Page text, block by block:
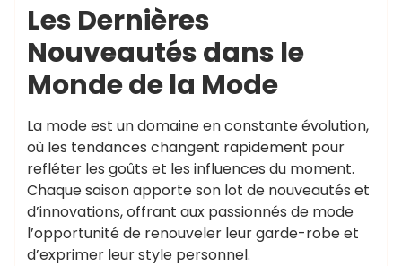
Les Dernières
Nouveautés dans le
Monde de la Mode
La mode est un domaine en constante évolution,
où les tendances changent rapidement pour
refléter les goûts et les influences du moment.
Chaque saison apporte son lot de nouveautés et
d’innovations, offrant aux passionnés de mode
l’opportunité de renouveler leur garde-robe et
d’exprimer leur style personnel.